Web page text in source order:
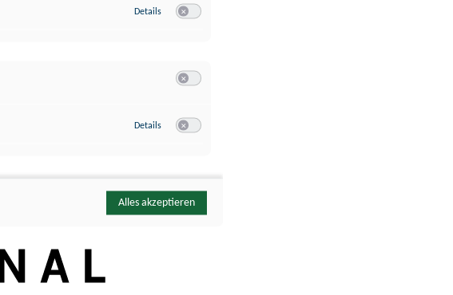
Details zu Google Analytics
Details zu YouTube
Alles akzeptieren